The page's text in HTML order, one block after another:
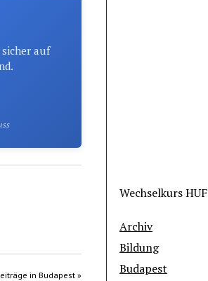
auf
in Budapest »
WechselkursHUF
Archiv
Bildung
Budapest